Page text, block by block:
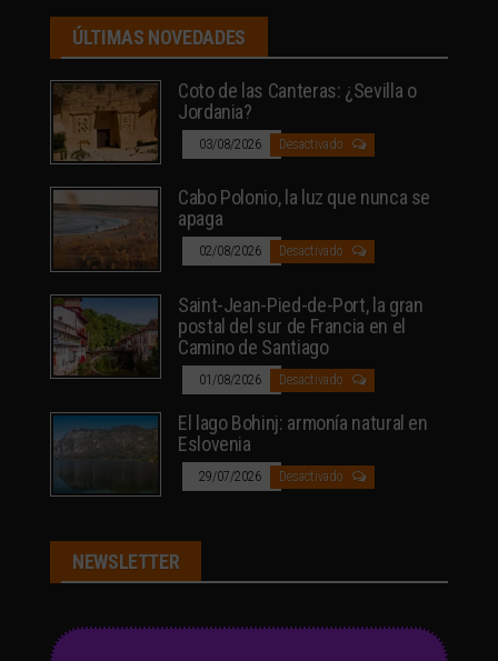
ÚLTIMAS NOVEDADES
Coto de las Canteras: ¿Sevilla o
Jordania?
03/08/2026 Desactivado
Cabo Polonio, la luz que nunca se
apaga
02/08/2026 Desactivado
Saint-Jean-Pied-de-Port, la gran
postal del sur de Francia en el
Camino de Santiago
01/08/2026 Desactivado
El lago Bohinj: armonía natural en
Eslovenia
29/07/2026 Desactivado
NEWSLETTER